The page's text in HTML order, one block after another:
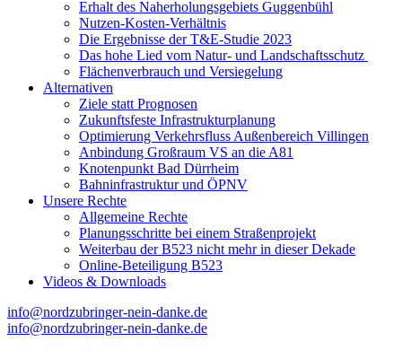
Erhalt des Naherholungsgebiets Guggenbühl
Nutzen-Kosten-Verhältnis
Die Ergebnisse der T&E-Studie 2023
Das hohe Lied vom Natur- und Landschaftsschutz
Flächenverbrauch und Versiegelung
Alternativen
Ziele statt Prognosen
Zukunftsfeste Infrastrukturplanung
Optimierung Verkehrsfluss Außenbereich Villingen
Anbindung Großraum VS an die A81
Knotenpunkt Bad Dürrheim
Bahninfrastruktur und ÖPNV
Unsere Rechte
Allgemeine Rechte
Planungsschritte bei einem Straßenprojekt
Weiterbau der B523 nicht mehr in dieser Dekade
Online-Beteiligung B523
Videos & Downloads
info@nordzubringer-nein-danke.de
info@nordzubringer-nein-danke.de